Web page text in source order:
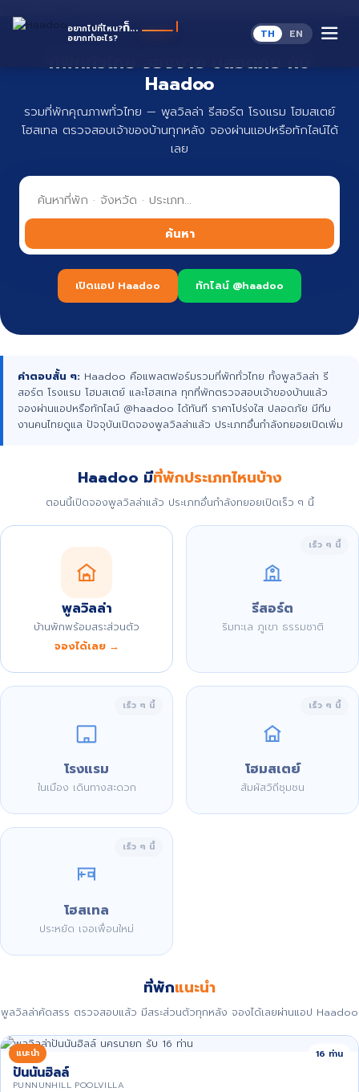
อยากไปที่ไหน?
อยากทำอะไร?
ก็... Haa TH EN
ที่พักทั่วไทย จองง่าย ปลอดภัย กับ
Haadoo
รวมที่พักคุณภาพทั่วไทย — พูลวิลล่า รีสอร์ต โรงแรม โฮมสเตย์
โฮสเทล ตรวจสอบเจ้าของบ้านทุกหลัง จองผ่านแอปหรือทักไลน์ได้
เลย
ค้นหา
เปิดแอป Haadoo ทักไลน์ @haadoo
คำตอบสั้น ๆ: Haadoo คือแพลตฟอร์มรวมที่พักทั่วไทย ทั้งพูลวิลล่า รี
สอร์ต โรงแรม โฮมสเตย์ และโฮสเทล ทุกที่พักตรวจสอบเจ้าของบ้านแล้ว
จองผ่านแอปหรือทักไลน์ @haadoo ได้ทันที ราคาโปร่งใส ปลอดภัย มีทีม
งานคนไทยดูแล ปัจจุบันเปิดจองพูลวิลล่าแล้ว ประเภทอื่นกำลังทยอยเปิดเพิ่ม
Haadoo มีที่พักประเภทไหนบ้าง
ตอนนี้เปิดจองพูลวิลล่าแล้ว ประเภทอื่นกำลังทยอยเปิดเร็ว ๆ นี้
พูลวิลล่า
บ้านพักพร้อมสระส่วนตัว
จองได้เลย →
เร็ว ๆ นี้
รีสอร์ต
ริมทะเล ภูเขา ธรรมชาติ
เร็ว ๆ นี้
โรงแรม
ในเมือง เดินทางสะดวก
เร็ว ๆ นี้
โฮมสเตย์
สัมผัสวิถีชุมชน
เร็ว ๆ นี้
โฮสเทล
ประหยัด เจอเพื่อนใหม่
ที่พักแนะนำ
พูลวิลล่าคัดสรร ตรวจสอบแล้ว มีสระส่วนตัวทุกหลัง จองได้เลยผ่านแอป Haadoo
แนะนำ 16 ท่าน
ปันนันฮิลล์
PUNNUNHILL POOLVILLA